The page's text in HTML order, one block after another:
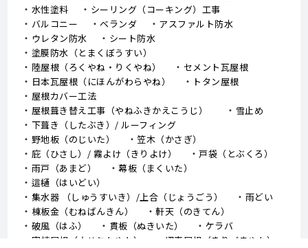
水性塗料
シーリング（コーキング）工事
バルコニー
ベランダ
アスファルト防水
ウレタン防水
シート防水
塗膜防水（とまくぼうすい）
陸屋根（ろくやね・りくやね）
セメント瓦屋根
日本瓦屋根（にほんがわらやね）
トタン屋根
屋根カバー工法
屋根葺き替え工事（やねふきかえこうじ）
雪止め
下葺き（したぶき）/ ルーフィング
野地板（のじいた）
笠木（かさぎ）
庇（ひさし）/ 霧よけ（きりよけ）
戸袋（とぶくろ）
雨戸（あまど）
幕板（まくいた）
這樋（はいどい）
集水器 （しゅうすいき）/上合（じょうごう）
雨どい
棟板金（むねばんきん）
軒天（のきてん）
破風（はふ）
貫板（ぬきいた）
ケラバ
寄棟屋根（よせむねやね）
切妻屋根（きりづまやね）